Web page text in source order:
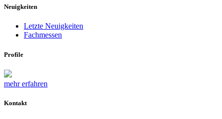
Neuigkeiten
Letzte Neuigkeiten
Fachmessen
Profile
mehr erfahren
Kontakt